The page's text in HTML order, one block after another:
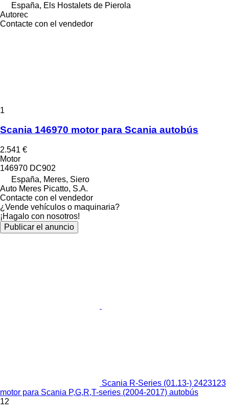
España, Els Hostalets de Pierola
Autorec
Contacte con el vendedor
1
Scania 146970 motor para Scania autobús
2.541 €
Motor
146970 DC902
España, Meres, Siero
Auto Meres Picatto, S.A.
Contacte con el vendedor
¿Vende vehículos o maquinaria?
¡Hagalo con nosotros!
Publicar el anuncio
Scania R-Series (01.13-) 2423123
motor para Scania P,G,R,T-series (2004-2017) autobús
12